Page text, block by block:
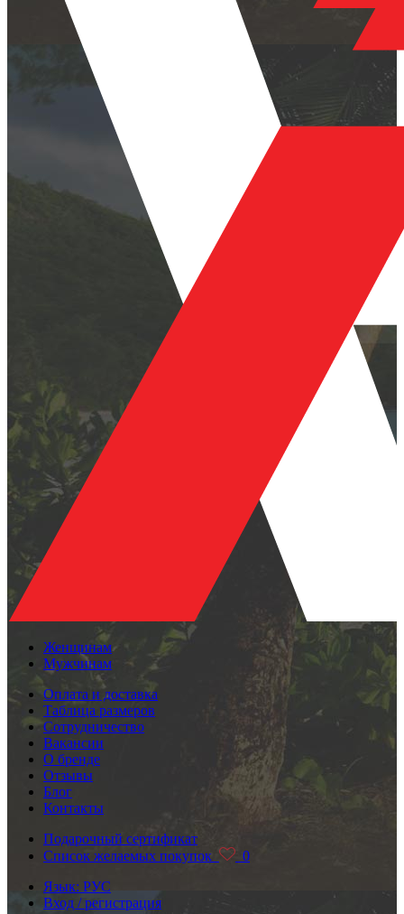
Женщинам
Мужчинам
Оплата и доставка
Таблица размеров
Сотрудничество
Вакансии
О бренде
Отзывы
Блог
Контакты
Подарочный сертификат
Список желаемых покупок
0
Язык: РУС
Вход / регистрация